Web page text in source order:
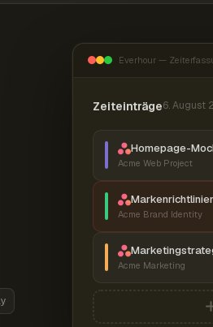
Everhour —
Zeiteinträge6. August
Homepage-
Acme Web Project
Acme Brand Identity
Acme Marketing